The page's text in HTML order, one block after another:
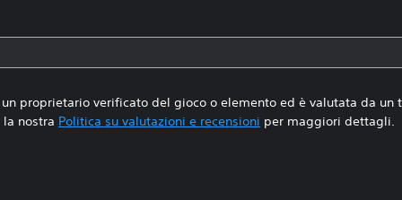
proprietario verificato del gioco o elemento ed è valutata da un
la nostra Politica su valutazioni e recensioni per maggiori dettagli.